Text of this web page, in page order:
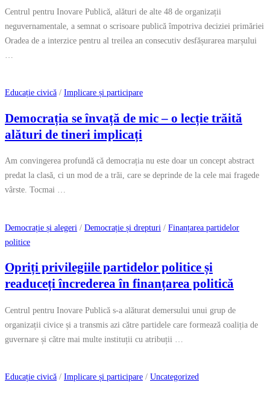
Centrul pentru Inovare Publică, alături de alte 48 de organizații
neguvernamentale, a semnat o scrisoare publică împotriva deciziei primăriei
Oradea de a interzice pentru al treilea an consecutiv desfășurarea marșului
Educație civică / Implicare și participare
Democrația se învață de mic – o lecție trăită
alături de tineri implicați
Am convingerea profundă că democrația nu este doar un concept abstract
predat la clasă, ci un mod de a trăi, care se deprinde de la cele mai fragede
vârste. Tocmai …
Democrație și alegeri / Democrație și drepturi / Finanțarea partidelor
politice
Opriți privilegiile partidelor politice și
readuceți încrederea în finanțarea politică
Centrul pentru Inovare Publică s-a alăturat demersului unui grup de
organizații civice și a transmis azi către partidele care formează coaliția de
guvernare și către mai multe instituții cu atribuții …
Educație civică / Implicare și participare / Uncategorized